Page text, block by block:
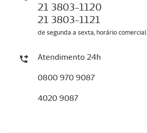
21 3803-1120
21 3803-1121
de segunda a sexta, horário comercial
Atendimento 24h
0800 970 9087
4020 9087